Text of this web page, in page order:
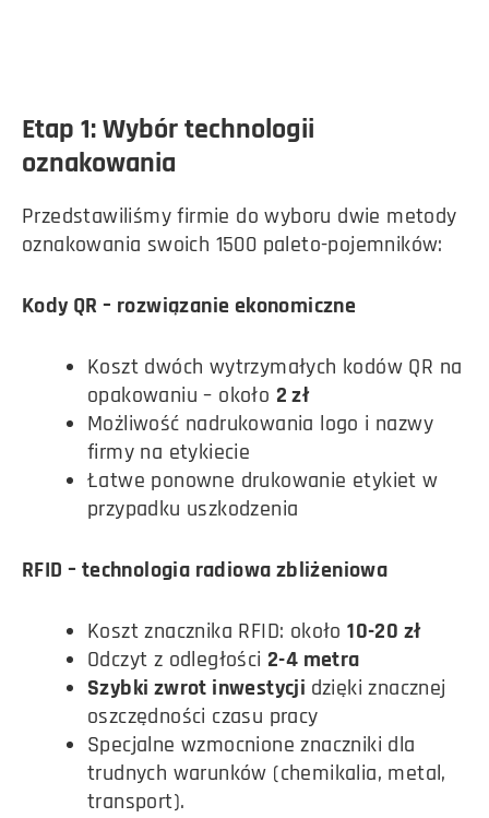
Etap 1: Wybór technologii
oznakowania
Przedstawiliśmy firmie do wyboru dwie metody
oznakowania swoich 1500 paleto-pojemników:
Kody QR – rozwiązanie ekonomiczne
Koszt dwóch wytrzymałych kodów QR na
opakowaniu – około 2 zł
Możliwość nadrukowania logo i nazwy
firmy na etykiecie
Łatwe ponowne drukowanie etykiet w
przypadku uszkodzenia
RFID – technologia radiowa zbliżeniowa
Koszt znacznika RFID: około10-20 zł
Odczyt z odległości 2-4 metra
Szybki zwrot inwestycji dzięki znacznej
oszczędności czasu pracy
Specjalne wzmocnione znaczniki dla
trudnych warunków (chemikalia, metal,
transport).